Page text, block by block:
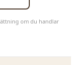
om du handlar